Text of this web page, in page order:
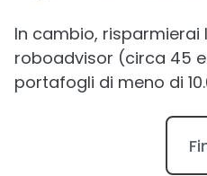
In cambio,
roboadvisor (circa 45
portafogli di meno di